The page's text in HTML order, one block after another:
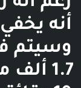
أنه
وسيتم